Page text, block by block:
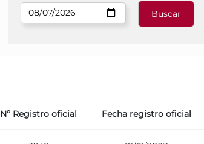
Nº Registro oficial Fecha registro oficial